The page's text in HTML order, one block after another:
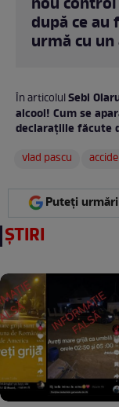
după ce
urmă cu un
În articolulSebi
alcool! Cum se
declarațiile făcute
vlad pascu
Puteți
ȘTIRI